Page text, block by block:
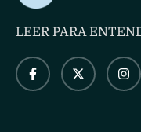
LEER PARA